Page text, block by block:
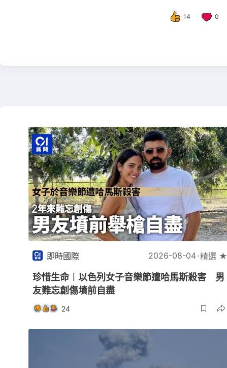
14 0
即時國際 2026-08-04 精選 ★
珍惜生命︱以色列女子音樂節遭哈馬斯殺害 男
友難忘創傷墳前自盡
24